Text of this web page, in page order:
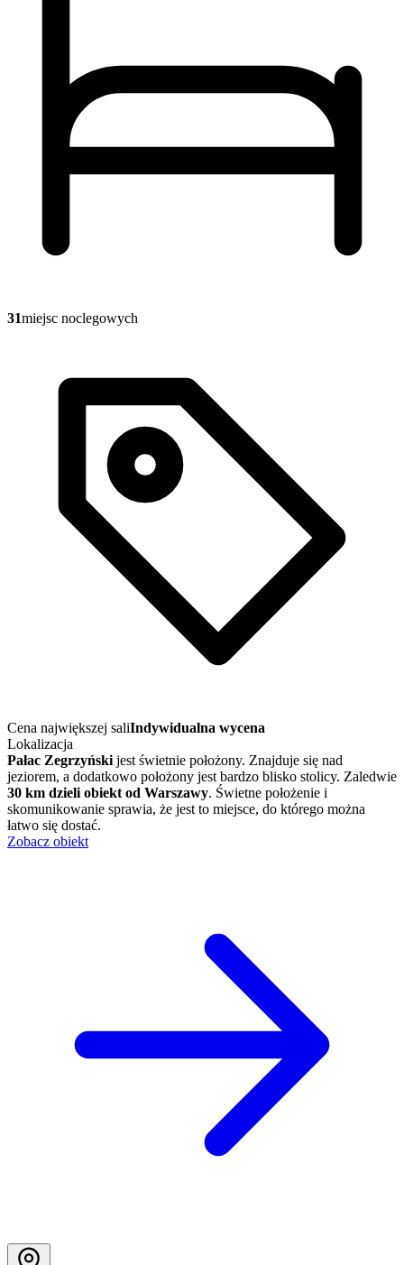
31miejsc noclegowych
Cena największej saliIndywidualna wycena
Lokalizacja
Pałac Zegrzyński jest świetnie położony. Znajduje się nad
jeziorem, a dodatkowo położony jest bardzo blisko stolicy. Zaledwie
30 km dzieli obiekt od Warszawy. Świetne położenie i
skomunikowanie sprawia, że jest to miejsce, do którego można
łatwo się dostać.
Zobacz obiekt